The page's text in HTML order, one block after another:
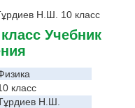
Н.Ш. 10 класс
Учебник
класс
Н.Ш.